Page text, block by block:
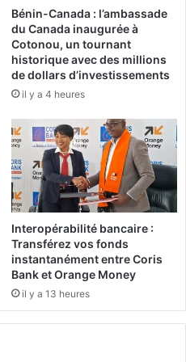
Bénin-Canada : l’ambassade
du Canada inaugurée à
Cotonou, un tournant
historique avec des millions
de dollars d’investissements
il y a 4 heures
Interopérabilité bancaire :
Transférez vos fonds
instantanément entre Coris
Bank et Orange Money
il y a 13 heures